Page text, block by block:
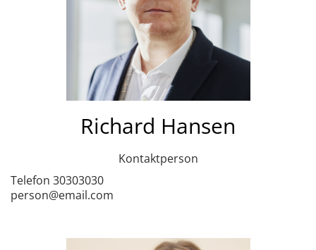
Richard Hansen
Kontaktperson
Telefon 30303030
person@email.com